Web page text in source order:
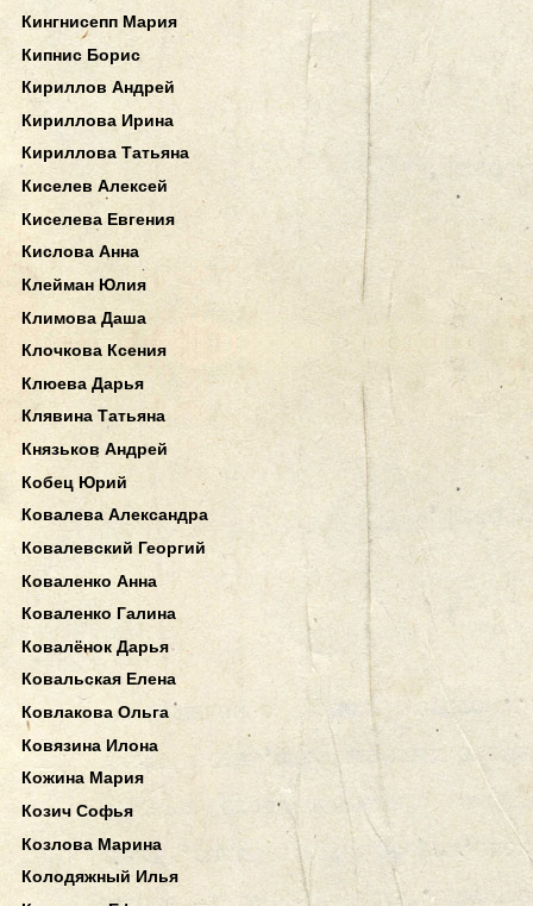
Кингнисепп Мария
Кипнис Борис
Кириллов Андрей
Кириллова Ирина
Кириллова Татьяна
Киселев Алексей
Киселева Евгения
Кислова Анна
Клейман Юлия
Климова Даша
Клочкова Ксения
Клюева Дарья
Клявина Татьяна
Князьков Андрей
Кобец Юрий
Ковалева Александра
Ковалевский Георгий
Коваленко Анна
Коваленко Галина
Ковалёнок Дарья
Ковальская Елена
Ковлакова Ольга
Ковязина Илона
Кожина Мария
Козич Софья
Козлова Марина
Колодяжный Илья